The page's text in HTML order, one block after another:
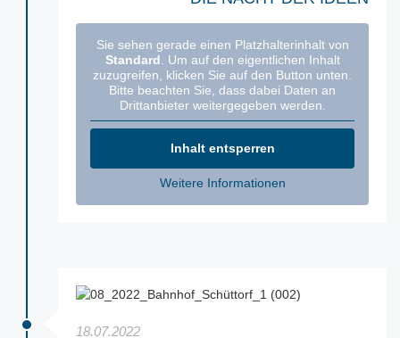
Sie sehen gerade einen Platzhalterinhalt von
Standard. Um auf den eigentlichen Inhalt
zuzugreifen, klicken Sie auf den Button unten.
Bitte beachten Sie, dass dabei Daten an
Drittanbieter weitergegeben werden.
Inhalt entsperren
Weitere Informationen
18.07.2022